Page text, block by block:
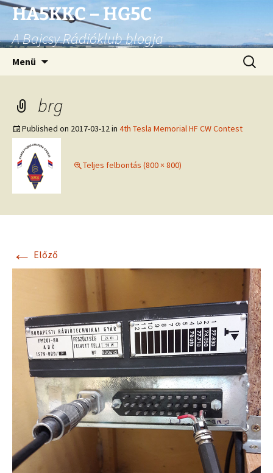
Ugrás
tartalomhoz
HA5KKC – HG5C
A Bajcsy Rádióklub blogja
Menü
brg
Published on 2017-03-12in 4th Tesla Memorial HF CW Contest
Teljes felbontás (800 × 800)
← Előző